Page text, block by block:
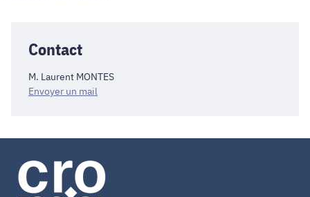
Contact
M. Laurent MONTES
Envoyer un mail